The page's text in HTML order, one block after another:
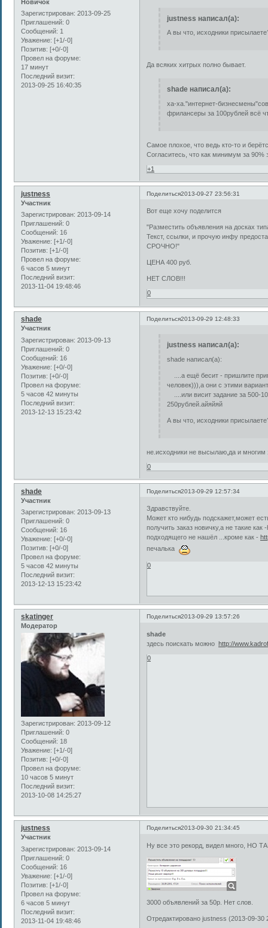
Новичок
Зарегистрирован: 2013-09-25
Приглашений: 0
Сообщений: 1
Уважение: [+1/-0]
Позитив: [+0/-0]
Провел на форуме:
17 минут
Последний визит:
2013-09-25 16:40:35
justness написал(а):
А вы что, исходники
Да всяких хитрых полно бывает.
shade написал(а):
ха-ха."интернет-
фрилансеры за 100рублей всё
Самое плохое, что ведь кто-то и
Согласитесь, что как минимум за 90%
+1
Поделиться2013-09-27 23:56:31
justness
Участник
Зарегистрирован: 2013-09-14
Приглашений: 0
Сообщений: 16
Уважение: [+1/-0]
Позитив: [+1/-0]
Провел на форуме:
6 часов 5 минут
Последний визит:
2013-11-04 19:48:46
Вот еще хочу поделится
"Разместить объявления на досках
Текст, ссылки, и прочую инфу
СРОЧНО!"
ЦЕНА 400 руб.
НЕТ СЛОВ!!!
0
Поделиться2013-09-29 12:48:33
shade
Участник
Зарегистрирован: 2013-09-13
Приглашений: 0
Сообщений: 16
Уважение: [+0/-0]
Позитив: [+0/-0]
Провел на форуме:
5 часов 42 минуты
Последний визит:
2013-12-13 15:23:42
justness написал(а):
shade написал(а):
....а ещё бесит - пришлите
человек))),а они с этими
....или висит задание за 500-
250рублей.айяйяй
А вы что, исходники
не.исходники не высылаю,да и многим
0
Поделиться2013-09-29 12:57:34
shade
Участник
Зарегистрирован: 2013-09-13
Приглашений: 0
Сообщений: 16
Уважение: [+0/-0]
Позитив: [+0/-0]
Провел на форуме:
5 часов 42 минуты
Последний визит:
2013-12-13 15:23:42
Здравствуйте.
Может кто нибудь подскажет,может
получить заказ новичку,а не такие
подходящего не нашёл ...кроме как -
печалька
0
Поделиться2013-09-29 13:57:26
skatinger
Модератор
Зарегистрирован: 2013-09-12
Приглашений: 0
Сообщений: 18
Уважение: [+1/-0]
Позитив: [+0/-0]
Провел на форуме:
10 часов 5 минут
Последний визит:
2013-10-08 14:25:27
shade
здесь поискать можноhttp://
0
Поделиться2013-09-30 21:34:45
justness
Участник
Зарегистрирован: 2013-09-14
Приглашений: 0
Сообщений: 16
Уважение: [+1/-0]
Позитив: [+1/-0]
Провел на форуме:
6 часов 5 минут
Последний визит:
2013-11-04 19:48:46
Ну все это рекорд, видел много, НО
3000 объявлений за 50р. Нет слов.
Отредактировано justness (2013-09-30